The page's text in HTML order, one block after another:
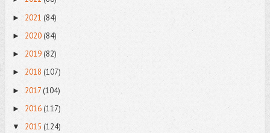
► 2021 (84)
► 2020 (84)
► 2019(82)
► 2018 (107)
► 2017(104)
► 2016(117)
▼ 2015 (124)